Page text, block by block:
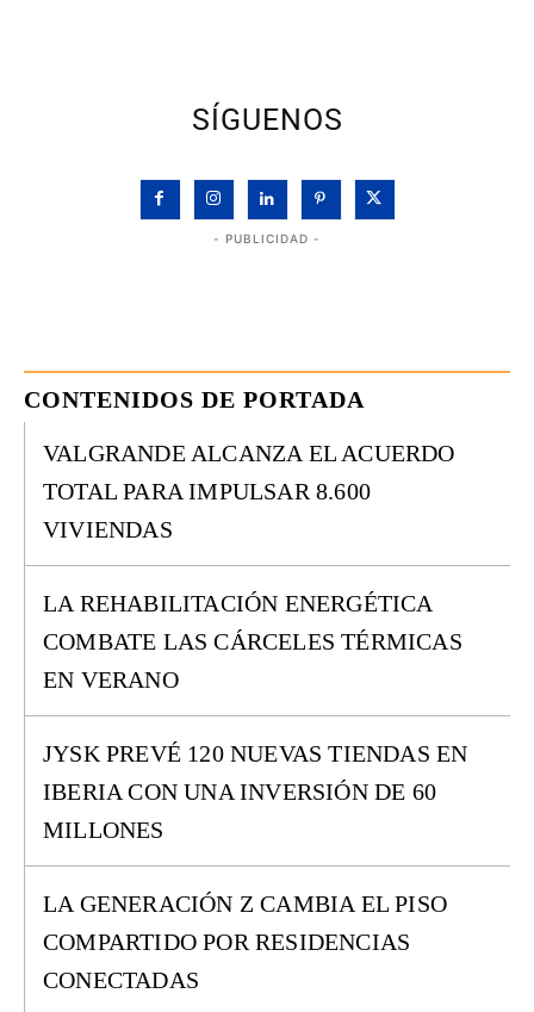
SÍGUENOS
- PUBLICIDAD -
CONTENIDOS DE PORTADA
VALGRANDE ALCANZA EL ACUERDO
TOTAL PARA IMPULSAR 8.600
VIVIENDAS
LA REHABILITACIÓN ENERGÉTICA
COMBATE LAS CÁRCELES TÉRMICAS
EN VERANO
JYSK PREVÉ 120 NUEVAS TIENDAS EN
IBERIA CON UNA INVERSIÓN DE 60
MILLONES
LA GENERACIÓN Z CAMBIA EL PISO
COMPARTIDO POR RESIDENCIAS
CONECTADAS